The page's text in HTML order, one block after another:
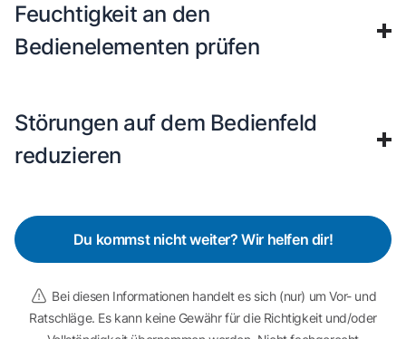
Feuchtigkeit an den
Bedienelementen prüfen
Störungen auf dem Bedienfeld
reduzieren
Du kommst nicht weiter? Wir helfen dir!
Bei diesen Informationen handelt es sich (nur) um Vor- und
Ratschläge. Es kann keine Gewähr für die Richtigkeit und/oder